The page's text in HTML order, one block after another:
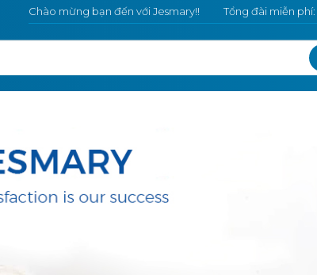
Chào mừng bạn đến với Jesmary!! Tổng đài miễn phí: